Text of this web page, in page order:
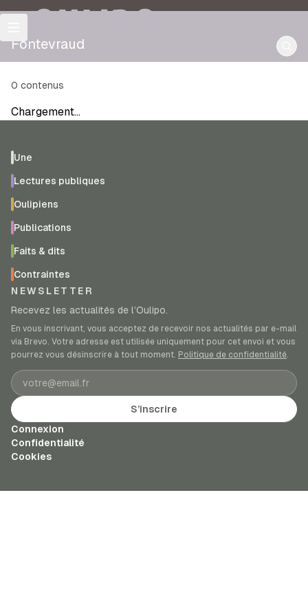
OULIPO
Fontevraud
0 contenus
Chargement…
Une
Lectures publiques
Oulipiens
Publications
Faits & dits
Contraintes
NEWSLETTER
Recevez les actualités de l’Oulipo.
En vous inscrivant, vous acceptez de recevoir nos actualités par e-mail
via Brevo. Votre adresse est utilisée uniquement pour cet envoi et vous
pourrez vous désinscrire à tout moment. Politique de confidentialité.
Adresse e-mail
S’inscrire
Connexion
Confidentialité
Cookies